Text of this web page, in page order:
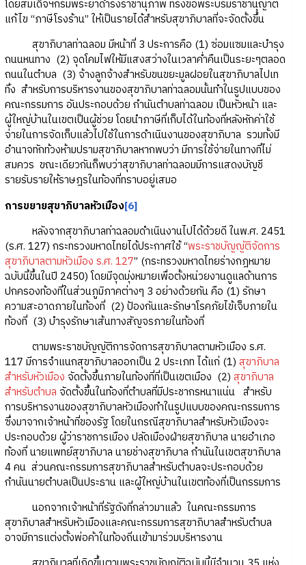
โดยสมเด็จฯกรมพระยาดำรงราชานุภาพ ทรงขอพระบรมราชานุญาต
แก้ไข “ภาษีโรงร้าน” ให้เป็นรายได้สำหรับสุขาภิบาลที่จะจัดตั้งขึ้น
สุขาภิบาลท่าฉลอม มีหน้าที่ 3 ประการคือ (1) ซ่อมแซมและบำรุง
ถนนหนทาง (2) จุดโคมไฟให้มีแสงสว่างในเวลาค่ำคืนเป็นระยะๆตลอด
ถนนในตำบล (3) จ้างลูกจ้างสำหรับขนขยะมูลฝอยในสุขาภิบาลไปเท
ทิ้ง สำหรับการบริหารงานของสุขาภิบาลท่าฉลอมนั้นทำในรูปแบบของ
คณะกรรมการ อันประกอบด้วย กำนันตำบลท่าฉลอม เป็นหัวหน้า และ
ผู้ใหญ่บ้านในเขตเป็นผู้ช่วย โดยนำภาษีที่เก็บได้ในท้องที่หลังหักค่าใช้
จ่ายในการจัดเก็บแล้วไปใช้ในการดำเนินงานของสุขาภิบาล รวมทั้งมี
อำนาจทักท้วงห้ามปรามสุขาภิบาลหากพบว่า มีการใช้จ่ายในทางที่ไม่
สมควร ขณะเดียวกันก็พบว่าสุขาภิบาลท่าฉลอมมีการแสดงบัญชี
รายรับรายให้ราษฎรในท้องที่ทราบอยู่เสมอ
การขยายสุขาภิบาลหัวเมือง[6]
หลังจากสุขาภิบาลท่าฉลอมดำเนินงานไปได้ด้วยดี ในพ.ศ. 2451
(ร.ศ. 127) กระทรวงมหาดไทยได้ประกาศใช้ “พระราชบัญญัติจัดการ
สุขาภิบาลตามหัวเมือง ร.ศ. 127” (กระทรวงมหาดไทยร่างกฎหมาย
ฉบับนี้ขึ้นในปี 2450) โดยมีจุดมุ่งหมายเพื่อตั้งหน่วยงานดูแลด้านการ
ปกครองท้องที่ในส่วนภูมิภาคต่างๆ 3 อย่างด้วยกัน คือ (1) รักษา
ความสะอาดภายในท้องที่ (2) ป้องกันและรักษาโรคภัยไข้เจ็บภายใน
ท้องที่ (3) บำรุงรักษาเส้นทางสัญจรภายในท้องที่
ตามพระราชบัญญัติการจัดการสุขาภิบาลตามหัวเมือง ร.ศ.
117 มีการจำแนกสุขาภิบาลออกเป็น 2 ประเภท ได้แก่ (1) สุขาภิบาล
สำหรับหัวเมือง จัดตั้งขึ้นภายในท้องที่ที่เป็นเขตเมือง (2) สุขาภิบาล
สำหรับตำบล จัดตั้งขึ้นในท้องที่ตำบลที่มีประชากรหนาแน่น สำหรับ
การบริหารงานของสุขาภิบาลหัวเมืองทำในรูปแบบของคณะกรรมการ
ซึ่งมาจากเจ้าหน้าที่ของรัฐ โดยในกรณีสุขาภิบาลสำหรับหัวเมืองจะ
ประกอบด้วย ผู้ว่าราชการเมือง ปลัดเมืองฝ่ายสุขาภิบาล นายอำเภอ
ท้องที่ นายแพทย์สุขาภิบาล นายช่างสุขาภิบาล กำนันในเขตสุขาภิบาล
4 คน ส่วนคณะกรรมการสุขาภิบาลสำหรับตำบลจะประกอบด้วย
กำนันนายตำบลเป็นประธาน และผู้ใหญ่บ้านในเขตท้องที่เป็นกรรมการ
นอกจากเจ้าหน้าที่รัฐดังที่กล่าวมาแล้ว ในคณะกรรมการ
สุขาภิบาลสำหรับหัวเมืองและคณะกรรมการสุขาภิบาลสำหรับตำบล
อาจมีการแต่งตั้งพ่อค้าในท้องถิ่นเข้ามาร่วมบริหารงาน